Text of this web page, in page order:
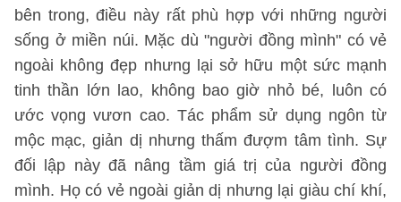
bên trong, điều này rất phù hợp với những người
sống ở miền núi. Mặc dù "người đồng mình" có vẻ
ngoài không đẹp nhưng lại sở hữu một sức mạnh
tinh thần lớn lao, không bao giờ nhỏ bé, luôn có
ước vọng vươn cao. Tác phẩm sử dụng ngôn từ
mộc mạc, giản dị nhưng thấm đượm tâm tình. Sự
đối lập này đã nâng tầm giá trị của người đồng
mình. Họ có vẻ ngoài giản dị nhưng lại giàu chí khí,